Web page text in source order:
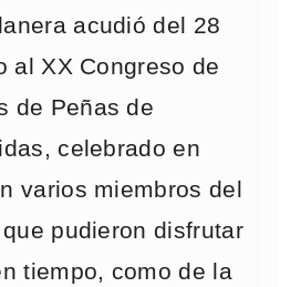
acudió del 28
al XX Congreso de
de Peñas de
celebrado en
varios miembros del
pudieron disfrutar
tiempo, como de la